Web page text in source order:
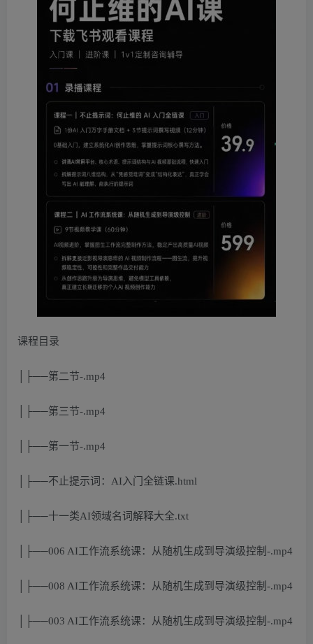
课程目录
│├──第二节-.mp4
│├──第三节-.mp4
│├──第一节-.mp4
│├──不止提示词：AI入门全链课.html
│├──十一类AI领域名词解释大全.txt
│├──006 AI工作流系统课：从随机生成到导演级控制-.mp4
│├──008 AI工作流系统课：从随机生成到导演级控制-.mp4
│├──003 AI工作流系统课：从随机生成到导演级控制-.mp4